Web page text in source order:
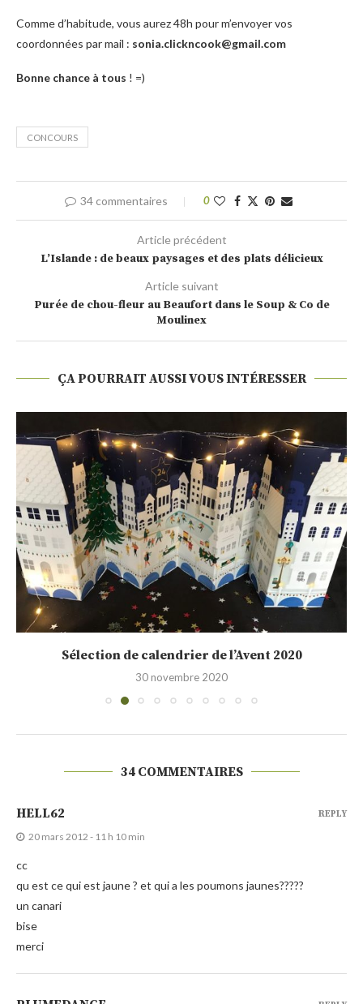
Comme d’habitude, vous aurez 48h pour m’envoyer vos
coordonnées par mail : sonia.clickncook@gmail.com
Bonne chance à tous ! =)
CONCOURS
34 commentaires 0
Article précédent
L’Islande : de beaux paysages et des plats délicieux
Article suivant
Purée de chou-fleur au Beaufort dans le Soup & Co de
Moulinex
ÇA POURRAIT AUSSI VOUS INTÉRESSER
Sélection de calendrier de l’Avent 2020
30 novembre 2020
34 COMMENTAIRES
HELL62
20 mars 2012 - 11 h 10 min
cc
qu est ce qui est jaune ? et qui a les poumons jaunes?????
un canari
bise
merci
REPLY